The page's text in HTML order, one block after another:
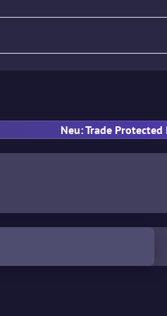
Neu: Trade